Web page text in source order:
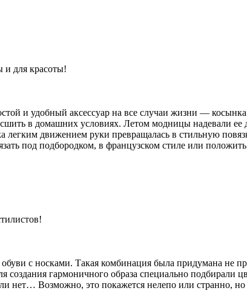
и для красоты!
и удобный аксессуар на все случаи жизни —
в домашних условиях. Летом модницы надевали
движением руки превращалась в стильную
под подбородком, в французском стиле или
с носками. Такая комбинация была придумана не
гармоничного образа специально подбирали
нет… Возможно, это покажется нелепо или странно,